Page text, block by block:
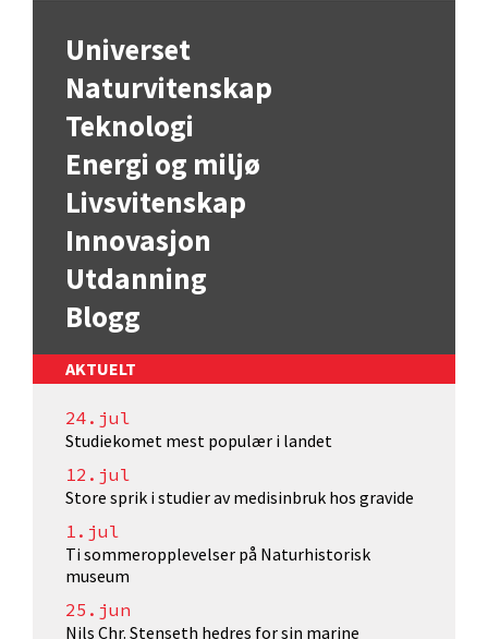
Universet
Naturvitenskap
Teknologi
Energi og miljø
Livsvitenskap
Innovasjon
Utdanning
Blogg
AKTUELT
24.jul
Studiekomet mest populær i landet
12.jul
Store sprik i studier av medisinbruk hos gravide
1.jul
Ti sommeropplevelser på Naturhistorisk
museum
25.jun
Nils Chr. Stenseth hedres for sin marine